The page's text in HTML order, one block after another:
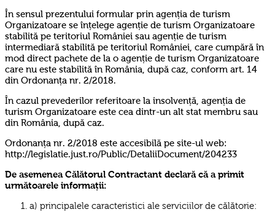
În sensul prezentului formular prin agenția de turism
Organizatoare se înțelege agenție de turism Organizatoare
stabilită pe teritoriul României sau agenție de turism
intermediară stabilită pe teritoriul României, care cumpără în
mod direct pachete de la o agenție de turism Organizatoare
care nu este stabilită în România, după caz, conform art. 14
din Ordonanța nr. 2/2018.
În cazul prevederilor referitoare la insolvență, agenția de
turism Organizatoare este cea dintr-un alt stat membru sau
din România, după caz.
Ordonanța nr. 2/2018 este accesibilă pe site-ul web:
http://legislatie.just.ro/Public/DetaliiDocument/204233
De asemenea Călătorul Contractant declară că a primit
următoarele informații:
a) principalele caracteristici ale serviciilor de călătorie: